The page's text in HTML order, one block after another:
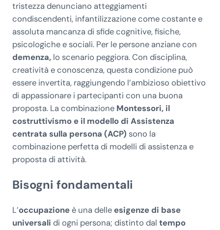
tristezza denunciano atteggiamenti
condiscendenti, infantilizzazione come costante e
assoluta mancanza di sfide cognitive, fisiche,
psicologiche e sociali. Per le persone anziane con
demenza,lo scenario peggiora. Con disciplina,
creatività e conoscenza, questa condizione può
essere invertita, raggiungendo l’ambizioso obiettivo
di appassionare i partecipanti con una buona
proposta. La combinazione Montessori, il
costruttivismo e il modello di Assistenza
centrata sulla persona (ACP) sono la
combinazione perfetta di modelli di assistenza e
proposta di attività.
Bisogni fondamentali
L’occupazioneè una delle esigenze di base
universali di ogni persona; distinto dal tempo